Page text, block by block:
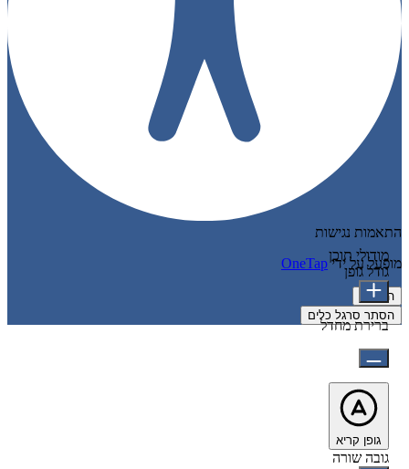
התאמות נגישות
מופעל על ידי OneTap
הצהרה
הסתר סרגל כלים
מודולי תוכן
גודל גופן
ברירת מחדל
גופן קריא
גובה שורה